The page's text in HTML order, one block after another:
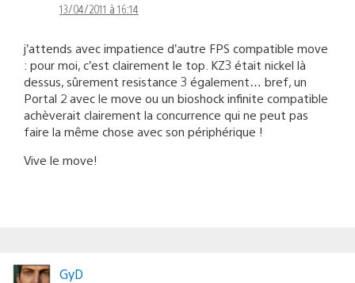
13/04/2011 à 16:14
j’attends avec impatience d’autre FPS compatible move
: pour moi, c’est clairement le top. KZ3 était nickel là
dessus, sûrement resistance 3 également… bref, un
Portal 2 avec le move ou un bioshock infinite compatible
achèverait clairement la concurrence qui ne peut pas
faire la même chose avec son périphérique !
Vive le move!
GyD